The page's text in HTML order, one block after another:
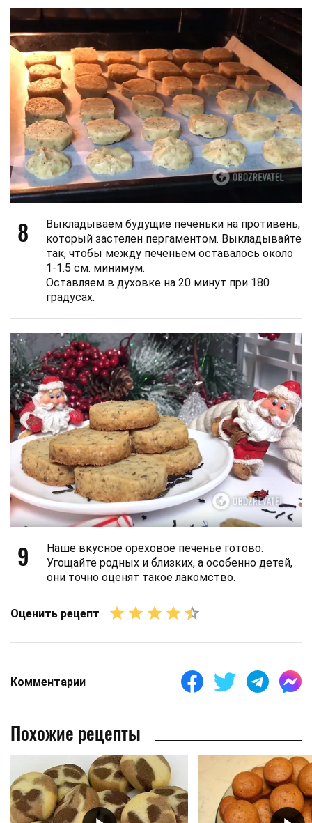
8
Выкладываем будущие печеньки на противень,
который застелен пергаментом. Выкладывайте
так, чтобы между печеньем оставалось около
1-1.5 см. минимум.
Оставляем в духовке на 20 минут при 180
градусах.
9
Наше вкусное ореховое печенье готово.
Угощайте родных и близких, а особенно детей,
они точно оценят такое лакомство.
Оценить рецепт
Комментарии
Похожие рецепты